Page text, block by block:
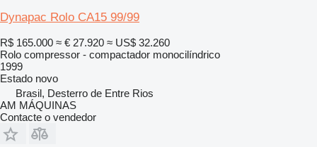
Dynapac Rolo CA15 99/99
R$ 165.000 ≈ € 27.920 ≈ US$ 32.260
Rolo compressor - compactador monocilíndrico
1999
Estado novo
Brasil, Desterro de Entre Rios
AM MÁQUINAS
Contacte o vendedor